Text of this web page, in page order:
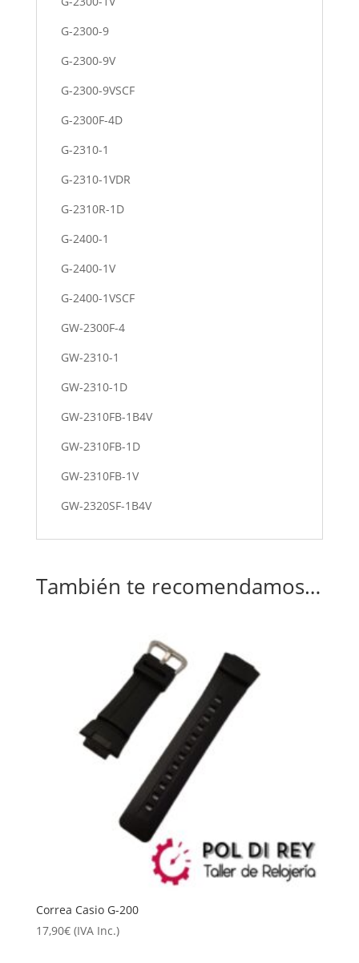
G-2300-9
G-2300-9V
G-2300-9VSCF
G-2300F-4D
G-2310-1
G-2310-1VDR
G-2310R-1D
G-2400-1
G-2400-1V
G-2400-1VSCF
GW-2300F-4
GW-2310-1
GW-2310-1D
GW-2310FB-1B4V
GW-2310FB-1D
GW-2310FB-1V
GW-2320SF-1B4V
También te recomendamos…
Correa Casio G-200
17,90€ (IVA Inc.)